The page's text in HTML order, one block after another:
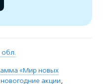
«Мир новых
новогодние акции,